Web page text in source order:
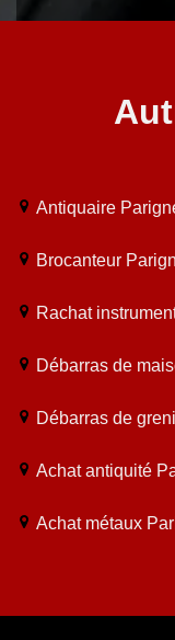
Antiquaire
Brocanteur
Rachat
Débarras de
Débarras de
Achat antiquité
Achat métaux